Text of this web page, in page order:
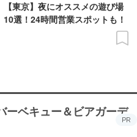
【東京】夜にオススメの遊び場
10選！24時間営業スポットも！
ーベキュー＆ビアガーデ
PR